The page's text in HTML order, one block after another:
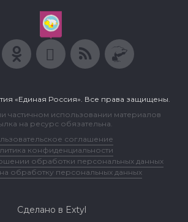
«Единая Россия». Все права защищены.
частичном использовании материалов
на ресурс обязательна.
соглашение
конфиденциальности
обработки персональных данных
обработку персональных данных
Сделано в Extyl